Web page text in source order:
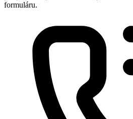
formuláru.